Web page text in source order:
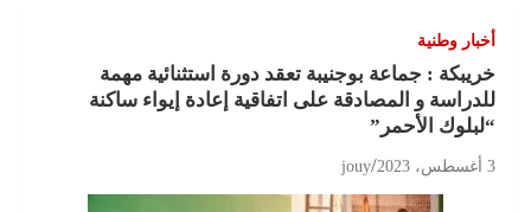
أخبار وطنية
خريبكة : جماعة بوجنيبة تعقد دورة استثنائية مهمة
للدراسة و المصادقة على اتفاقية إعادة إيواء ساكنة
“لبلوك الأحمر”
3 أغسطس، 2023 jouy